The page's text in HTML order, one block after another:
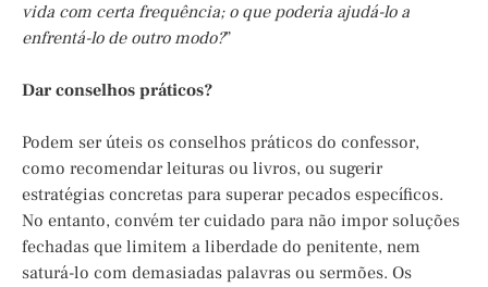
vida com certa frequência; o que poderia ajudá-lo a
enfrentá-lo de outro modo?”
Dar conselhos práticos?
Podem ser úteis os conselhos práticos do confessor,
como recomendar leituras ou livros, ou sugerir
estratégias concretas para superar pecados específicos.
No entanto, convém ter cuidado para não impor soluções
fechadas que limitem a liberdade do penitente, nem
saturá-lo com demasiadas palavras ou sermões. Os